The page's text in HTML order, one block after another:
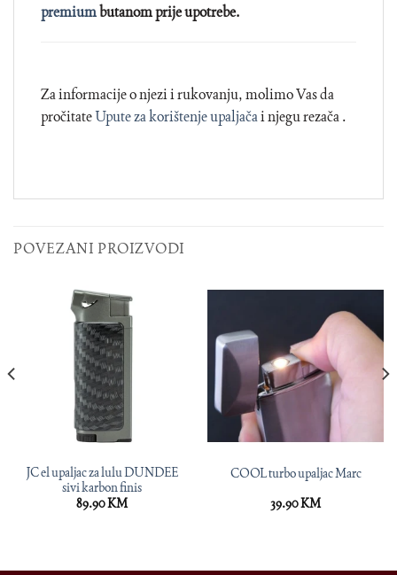
premiumbutanom prije upotrebe.
Za informacije o njezi i rukovanju, molimo Vas da
pročitateUpute za korištenje upaljačai njegu rezača .
POVEZANI PROIZVODI
JC el upaljac za lulu DUNDEE
sivi karbon finis
89.90KM
COOL turbo upaljac Marc
39.90KM